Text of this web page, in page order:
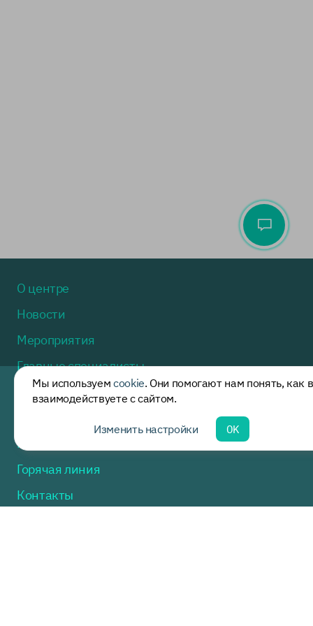
О центре
Новости
Мероприятия
Главные специалисты
Методические рекомендации
Нормативные акты
Горячая линия
Контакты
Мы используем cookie. Они помогают нам понять, как
взаимодействуете с сайтом.
Изменить настройки OK